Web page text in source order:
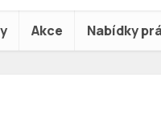
Akce Nabídky